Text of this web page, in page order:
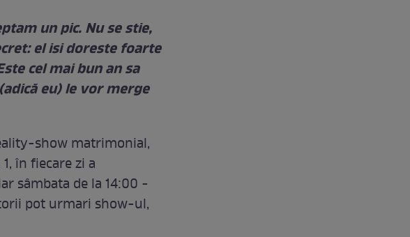
un pic. Nu se stie,
el isi doreste foarte
cel mai bun an sa
eu) le vor merge
show matrimonial,
în fiecare zi a
sâmbata de la 14:00 -
pot urmari show-ul,